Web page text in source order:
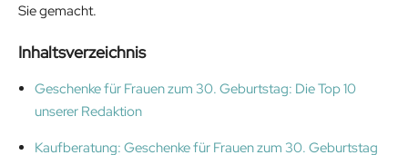
Sie gemacht.
Inhaltsverzeichnis
Geschenke für Frauen zum 30. Geburtstag: Die Top 10
unserer Redaktion
Kaufberatung: Geschenke für Frauen zum 30. Geburtstag